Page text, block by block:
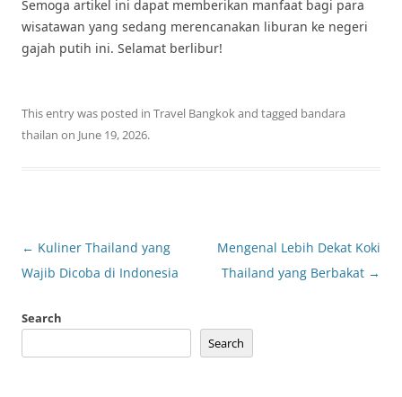
Semoga artikel ini dapat memberikan manfaat bagi para
wisatawan yang sedang merencanakan liburan ke negeri
gajah putih ini. Selamat berlibur!
This entry was posted in Travel Bangkokand tagged bandara
thailan on June 19, 2026.
Post
navigation
← Kuliner Thailand yang
Wajib Dicoba di Indonesia
Mengenal Lebih Dekat Koki
Thailand yang Berbakat →
Search
Search